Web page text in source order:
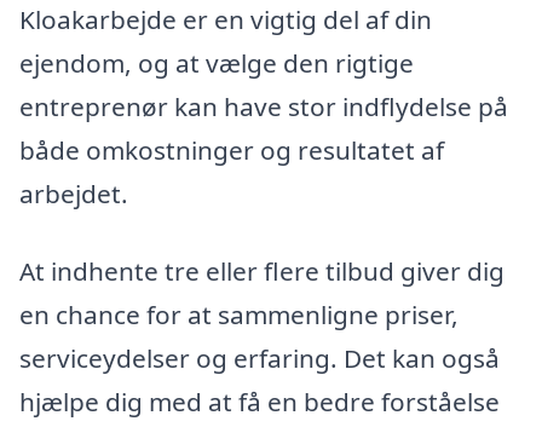
Kloakarbejde er en vigtig del af din
ejendom, og at vælge den rigtige
entreprenør kan have stor indflydelse på
både omkostninger og resultatet af
arbejdet.
At indhente tre eller flere tilbud giver dig
en chance for at sammenligne priser,
serviceydelser og erfaring. Det kan også
hjælpe dig med at få en bedre forståelse